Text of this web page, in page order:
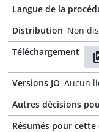
Langue de la
Distribution Non
Téléchargement
Versions JO Aucun
Autres décisions
Résumés pour cette